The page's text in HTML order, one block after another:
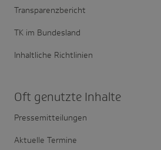
Transparenzbericht
TK im Bundesland
Inhaltliche Richtlinien
Oft genutzte Inhalte
Pressemitteilungen
Aktuelle Termine